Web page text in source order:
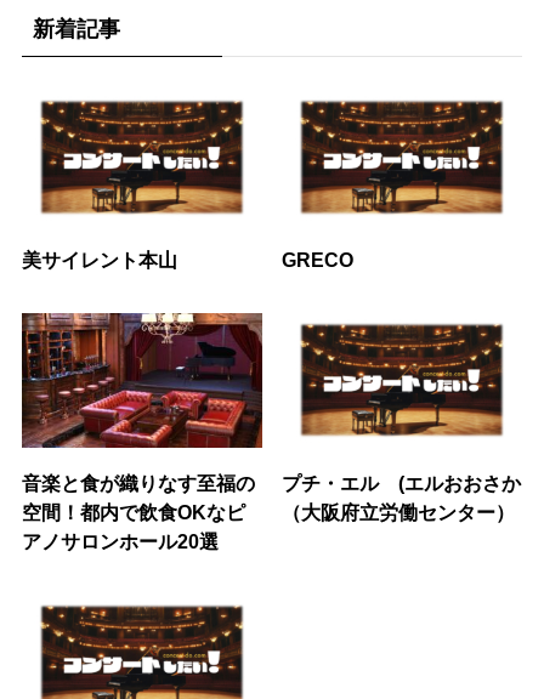
新着記事
美サイレント本山 GRECO
音楽と食が織りなす至福の
空間！都内で飲食OKなピ
アノサロンホール20選
プチ・エル (エルおおさか
（大阪府立労働センター）